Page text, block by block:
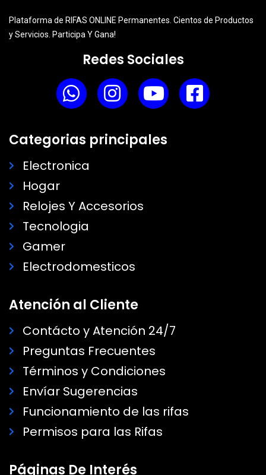
Plataforma de RIFAS ONLINE Permanentes. Cientos de Productos
y Servicios. Participa Y Gana!
Redes Sociales
Categorias principales
Electronica
Hogar
Relojes Y Accesorios
Tecnologia
Gamer
Electrodomesticos
Atención al Cliente
Contácto y Atención 24/7
Preguntas Frecuentes
Términos y Condiciones
Envíar Sugerencias
Funcionamiento de las rifas
Permisos para las Rifas
Páginas De Interés